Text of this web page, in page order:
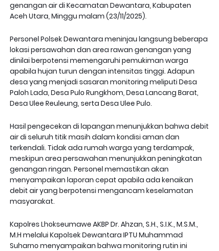
genangan air di Kecamatan Dewantara, Kabupaten
Aceh Utara, Minggu malam (23/11/2025).
Personel Polsek Dewantara meninjau langsung beberapa
lokasi persawahan dan area rawan genangan yang
dinilai berpotensi memengaruhi pemukiman warga
apabila hujan turun dengan intensitas tinggi. Adapun
desa yang menjadi sasaran monitoring meliputi Desa
Paloh Lada, Desa Pulo Rungkhom, Desa Lancang Barat,
Desa Ulee Reuleung, serta Desa Ulee Pulo.
Hasil pengecekan di lapangan menunjukkan bahwa debit
air di seluruh titik masih dalam kondisi aman dan
terkendali. Tidak ada rumah warga yang terdampak,
meskipun area persawahan menunjukkan peningkatan
genangan ringan. Personel memastikan akan
menyampaikan laporan cepat apabila ada kenaikan
debit air yang berpotensi mengancam keselamatan
masyarakat.
Kapolres Lhokseumawe AKBP Dr. Ahzan, S.H., S.I.K., M.S.M.,
M.H melalui Kapolsek Dewantara IPTU Muhammad
Suharno menyampaikan bahwa monitoring rutin ini